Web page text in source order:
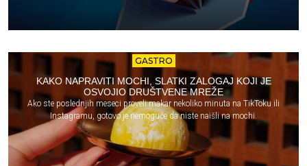
GASTRO
KAKO NAPRAVITI MOCHI, SLATKI ZALOGAJ KOJI JE
OSVOJIO DRUŠTVENE MREŽE
Ako ste poslednjih meseci proveli makar nekoliko minuta na TikToku ili
Instagramu, gotovo je nemoguće da niste naišli na mochi.